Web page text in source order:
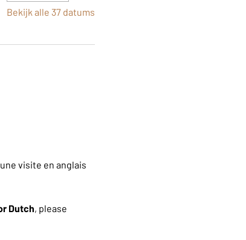
Bekijk alle 37 datums
visite en anglais
Dutch, please